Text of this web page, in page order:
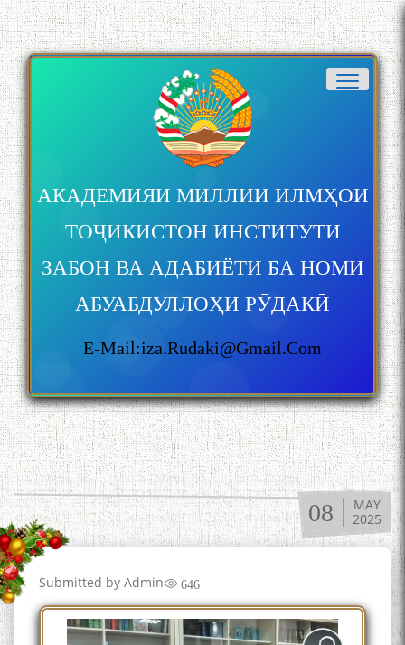
АКАДЕМИЯИ МИЛЛИИ ИЛМҲОИ
ТОҶИКИСТОН ИНСТИТУТИ
ЗАБОН ВА АДАБИЁТИ БА НОМИ
АБУАБДУЛЛОҲИ РӮДАКӢ
E-Mail:iza.rudaki@gmail.com
08
MAY
2025
Submitted by Admin 646
БА МУНОСИБАТИ
БУЗУРГДОШТИ РӮЗИ РӮДАКӢ
илмҳои Тоҷикистон бахшида
адабиётшинос Соҳиб
назариявӣ баргузор гардид.
МАВЛОНО ҶАЛОЛИДДИНИ
МУТАФАККИР ВА ОРИФИ
ЗАБОНУ АДАБИ ТОҶИК
به عبارت دیگر: گفتگو با مومن
قناعت Mumin Qanoat